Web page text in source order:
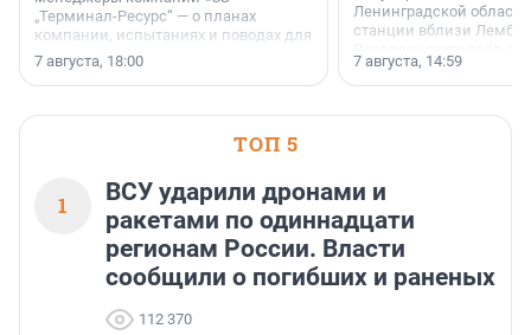
„Терминал-Ресурс“ — о планах
компании, испытаниях и поводах для
осторожного оптимизма.
7 августа, 18:00
Ленинградской
станции вблизи
недалеко от Большого
водопада.
7 августа, 14:59
ТОП 5
1
ВСУ ударили дронами и
ракетами по одиннадцати
регионам России. Власти
сообщили о погибших и раненых
112 370